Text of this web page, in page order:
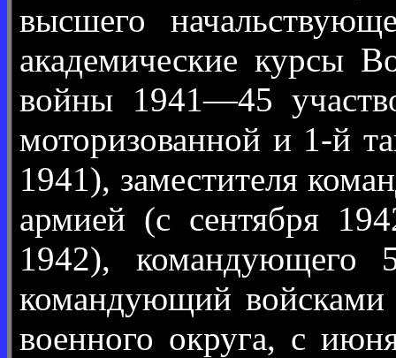
высшего
академические курсы
войны 1941—45
моторизованной и 1-й
1941), заместителя
армией (с сентября
1942),
командующий войсками
военного округа, с